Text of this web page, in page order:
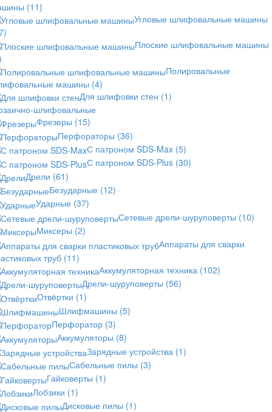
(11)
Угловые шлифовальные машины
Плоские шлифовальные машины
Полировальные
машины (4)
Для шлифовки стен (1)
шлифовальные
Фрезеры (15)
Перфораторы (36)
С патроном SDS-Max (5)
С патроном SDS-Plus (30)
Дрели (61)
Безударные (12)
Ударные (37)
Сетевые дрели-шуруповерты (10)
Миксеры (2)
Аппараты для сварки
труб (11)
Аккумуляторная техника (102)
Дрели-шуруповерты (56)
Отвёртки (1)
Шлифмашины (5)
Перфоратор (3)
Аккумуляторы (8)
Зарядные устройства (1)
Сабельные пилы (3)
Гайковерты (1)
Лобзики (1)
Дисковые пилы (1)